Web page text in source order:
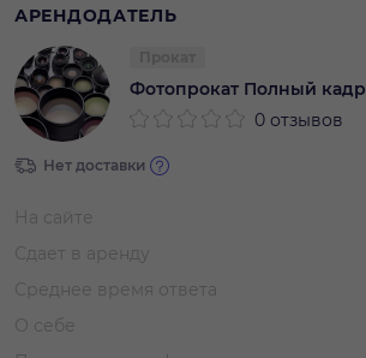
АРЕНДОДАТЕЛЬ
Фотопрокат Полный кадр
0 отзывов
Нет доставки
На сайте
Сдает в аренду
Среднее время ответа
О себе